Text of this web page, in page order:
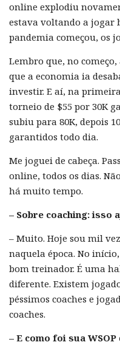
online explodiu
estava voltando a jogar
pandemia começou, os
Lembro que, no
que a economia ia
investir. E aí, na
torneio de $55 por 30K
subiu para 80K, depois
garantidos todo dia.
Me joguei de cabeça.
online, todos os dias.
há muito tempo.
– Sobre coaching: isso
– Muito. Hoje sou mil
naquela época. No
bom treinador. É uma
diferente. Existem
péssimos coaches e
coaches.
– E como foi sua